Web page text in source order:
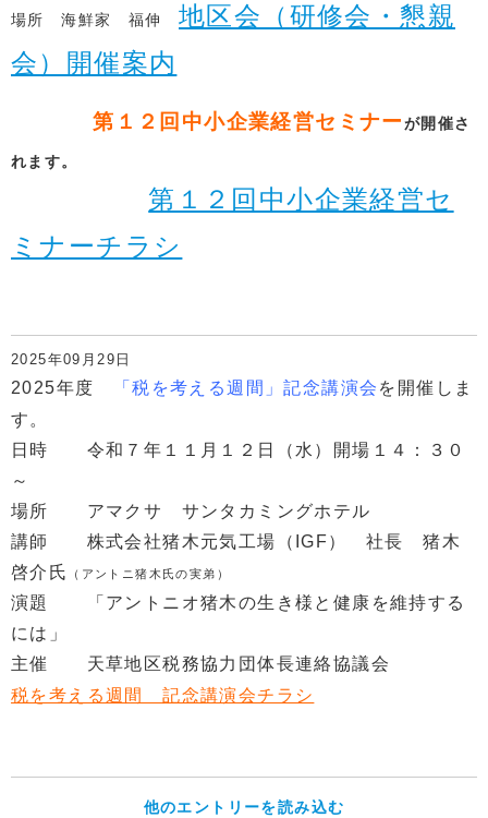
場所 海鮮家 福伸 地区会（研修会・懇親
会）開催案内
第１２回中小企業経営セミナーが開催さ
れます。
第１２回中小企業経営セ
ミナーチラシ
2025年09月29日
2025年度 「税を考える週間」記念講演会 を開催しま
す。
日時 令和７年１１月１２日（水）開場１４：３０
～
場所 アマクサ サンタカミングホテル
講師 株式会社猪木元気工場（IGF）
社長 猪木
啓介氏
（アントニ猪木氏の実弟）
演題 「アントニオ猪木の生き様と健康を維持する
には」
主催 天草地区税務協力団体長連絡協議会
税を考える週間 記念講演会チラシ
他のエントリーを読み込む